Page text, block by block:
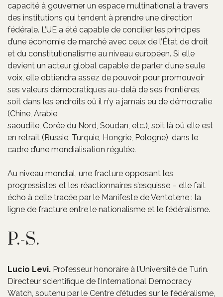
capacité à gouverner un espace multinational à travers
des institutions qui tendent à prendre une direction
fédérale. L’UE a été capable de concilier les principes
d’une économie de marché avec ceux de l’État de droit
et du constitutionalisme au niveau européen. Si elle
devient un acteur global capable de parler d’une seule
voix, elle obtiendra assez de pouvoir pour promouvoir
ses valeurs démocratiques au-delà de ses frontières,
soit dans les endroits où il n’y a jamais eu de démocratie
(Chine, Arabie
saoudite, Corée du Nord, Soudan, etc.), soit là où elle est
en retrait (Russie, Turquie, Hongrie, Pologne), dans le
cadre d’une mondialisation régulée.
Au niveau mondial, une fracture opposant les
progressistes et les réactionnaires s’esquisse – elle fait
écho à celle tracée par le Manifeste de Ventotene : la
ligne de fracture entre le nationalisme et le fédéralisme.
P.-S.
Lucio Levi. Professeur honoraire à l’Université de Turin.
Directeur scientifique de l’International Democracy
Watch, soutenu par le Centre d’études sur le fédéralisme,